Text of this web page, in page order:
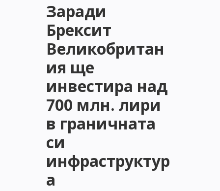
Заради
Брексит
Великобритан
ия ще
инвестира над
700 млн. лири
в граничната
си
инфраструктур
а